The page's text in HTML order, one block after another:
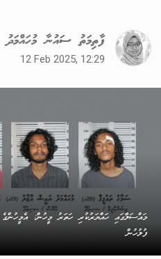
ފާތިމަތު ސައުނާ މުހައްމަދު
12 Feb 2025, 12:29
މައްސަލާގައި ހައްޔަރުކުރި ހަތަރު މީހުން:
ފުލުހުން